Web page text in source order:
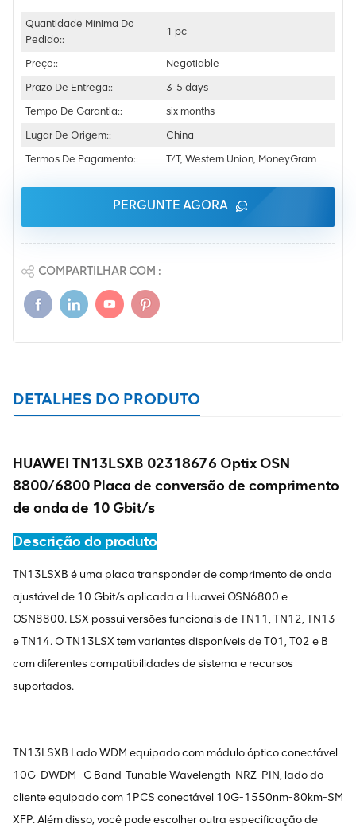
Quantidade Mínima Do
Pedido::
1 pc
Preço::
Negotiable
Prazo De Entrega::
3-5 days
Tempo De Garantia::
six months
Lugar De Origem::
China
Termos De Pagamento::
T/T, Western Union, MoneyGram
PERGUNTE AGORA
COMPARTILHAR COM :
DETALHES DO PRODUTO
HUAWEI TN13LSXB 02318676 Optix OSN
8800/6800 Placa de conversão de comprimento
de onda de 10 Gbit/s
Descrição do produto
TN13LSXB é uma placa transponder de comprimento de onda
ajustável de 10 Gbit/s aplicada a Huawei OSN6800 e
OSN8800. LSX possui versões funcionais de TN11, TN12, TN13
e TN14. O TN13LSX tem variantes disponíveis de T01, T02 e B
com diferentes compatibilidades de sistema e recursos
suportados.
TN13LSXB Lado WDM equipado com módulo óptico conectável
10G-DWDM- C Band-Tunable Wavelength-NRZ-PIN, lado do
cliente equipado com 1PCS conectável 10G-1550nm-80km-SM
XFP. Além disso, você pode escolher outra especificação de